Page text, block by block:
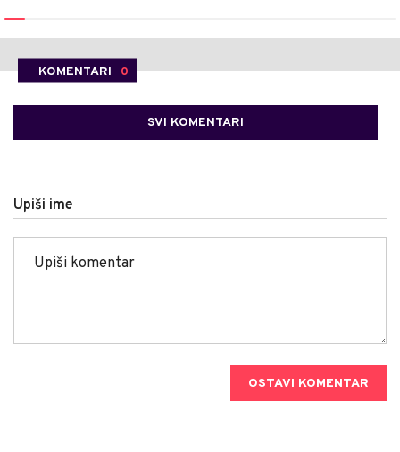
KOMENTARI 0
SVI KOMENTARI
Upiši ime
OSTAVI KOMENTAR